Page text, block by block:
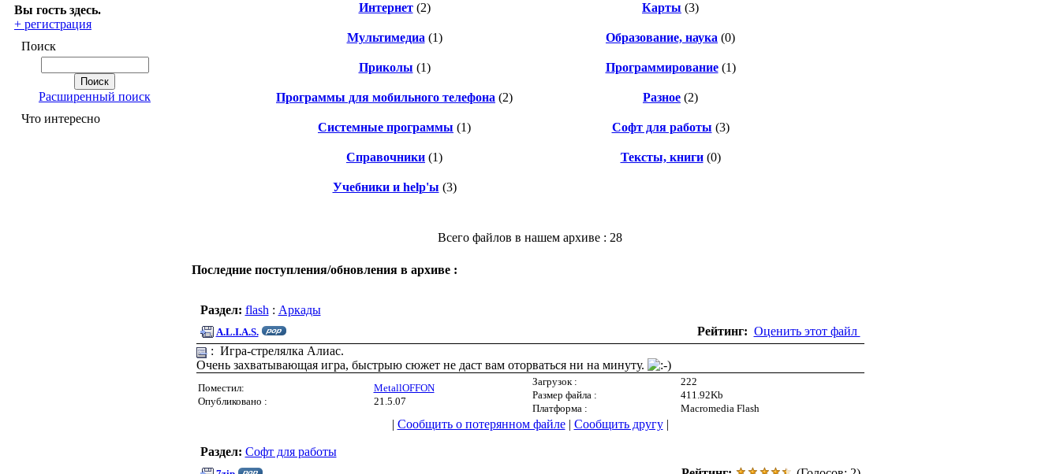
Вы гость здесь.
+ регистрация
Поиск
Расширенный поиск
Что интересно
Интернет(2) Карты (3)
Мультимедиа (1) Образование, наука (0)
Приколы (1) Программирование(1)
Программы для мобильного телефона (2) Разное (2)
Системные программы (1) Софт для работы (3)
Справочники (1) Тексты, книги(0)
Учебники и help'ы (3)
Всего файлов в нашем архиве : 28
Последние поступления/обновления в архиве :
Раздел: flash : Аркады
A.L.I.A.S. Рейтинг: Оценить этот файл
: Игра-стрелялка Алиас.
Очень захватывающая игра, быстрыю сюжет не даст вам оторваться ни на минуту.
Поместил:
MetallOFFON
Опубликовано :
21.5.07
Загрузок :
222
Размер файла :
411.92Kb
Платформа :
Macromedia Flash
| Сообщить о потерянном файле| Сообщить другу|
Раздел: Софт для работы